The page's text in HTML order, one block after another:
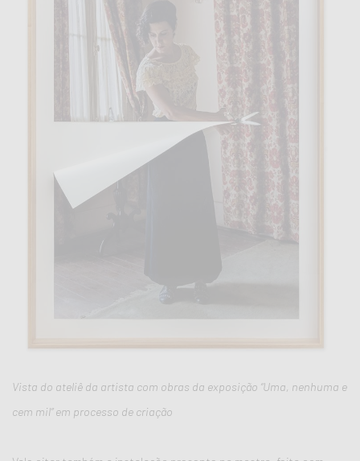
Vista do ateliê da artista com obras da exposição “Uma, nenhuma e
cem mil” em processo de criação